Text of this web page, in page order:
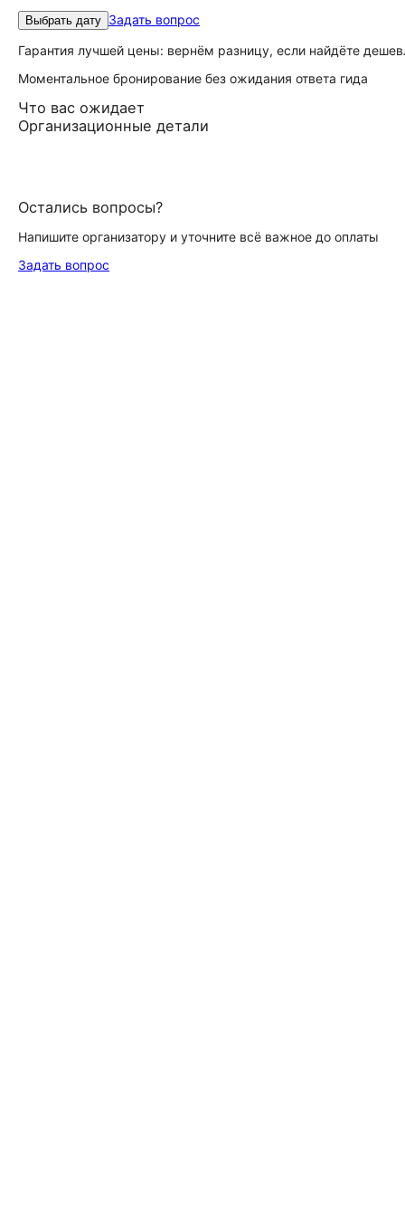
Выбрать дату Задать вопрос
Гарантия лучшей цены: вернём разницу, если найдёте
Моментальное бронирование без ожидания ответа гида
Что вас ожидает
Организационные детали
Остались вопросы?
Напишите организатору и уточните всё важное до оплаты
Задать вопрос